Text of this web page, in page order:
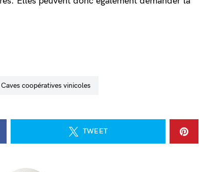
caves coopératives vinicoles
TWEET